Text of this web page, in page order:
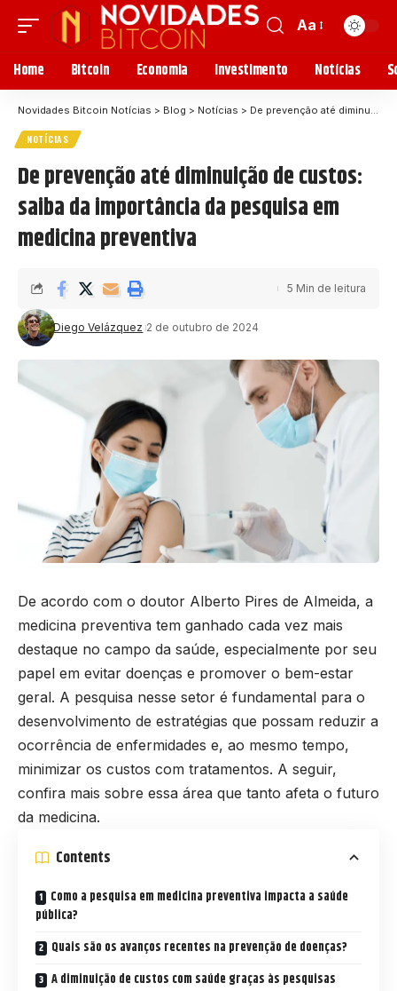
Aa
Home Bitcoin Economia Investimento Notícias
Novidades Bitcoin Notícias > Blog > Notícias > De prevenção até diminuição de custos: saiba da importância da pesquisa em medicina preventiva
NOTÍCIAS
De prevenção até diminuição de custos:
saiba da importância da pesquisa em
medicina preventiva
Diego Velázquez 2 de outubro de 2024
5 Min de leitura
De acordo com o doutor Alberto Pires de Almeida, a
medicina preventiva tem ganhado cada vez mais
destaque no campo da saúde, especialmente por seu
papel em evitar doenças e promover o bem-estar
geral. A pesquisa nesse setor é fundamental para o
desenvolvimento de estratégias que possam reduzir a
ocorrência de enfermidades e, ao mesmo tempo,
minimizar os custos com tratamentos. A seguir,
confira mais sobre essa área que tanto afeta o futuro
da medicina.
Contents
Como a pesquisa em medicina preventiva impacta a saúde
pública?
Quais são os avanços recentes na prevenção de doenças?
A diminuição de custos com saúde graças às pesquisas